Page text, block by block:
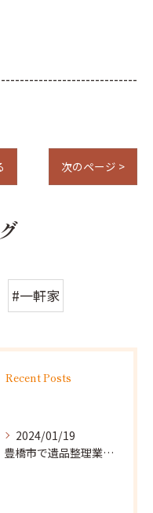
次のページ >
#一軒家
Recent Posts
2024/01/19
豊橋市で遺品整理業者をお探しなら｜心を込めたサービスを